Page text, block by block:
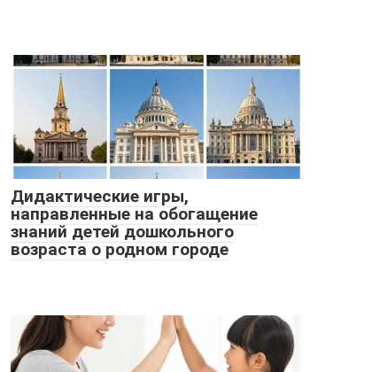
Дидактические игры,
направленные на обогащение
знаний детей дошкольного
возраста о родном городе